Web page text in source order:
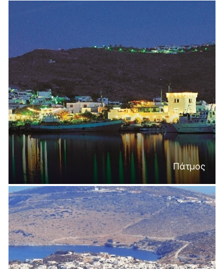
Πάτμος